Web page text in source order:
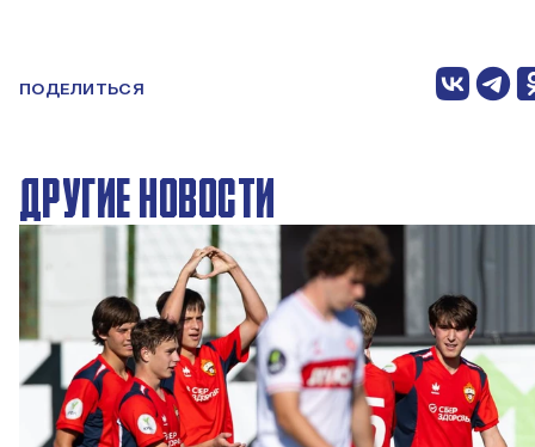
ПОДЕЛИТЬСЯ
ДРУГИЕ НОВОСТИ